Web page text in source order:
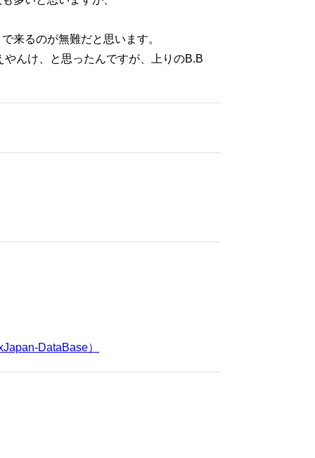
来るのが無難だと思います。
んけ、と思ったんですが、上りのB.B
DataBase）